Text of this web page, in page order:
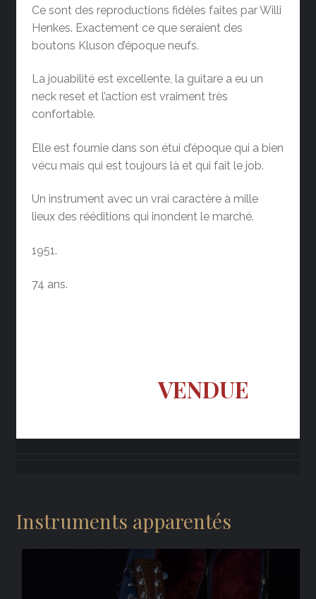
Ce sont des reproductions fidèles faites par Willi
Henkes. Exactement ce que seraient des
boutons Kluson d’époque neufs.
La jouabilité est excellente, la guitare a eu un
neck reset et l’action est vraiment très
confortable.
Elle est fournie dans son étui d’époque qui a bien
vécu mais qui est toujours là et qui fait le job.
Un instrument avec un vrai caractère à mille
lieux des rééditions qui inondent le marché.
1951.
74 ans.
VENDUE
Instruments apparentés